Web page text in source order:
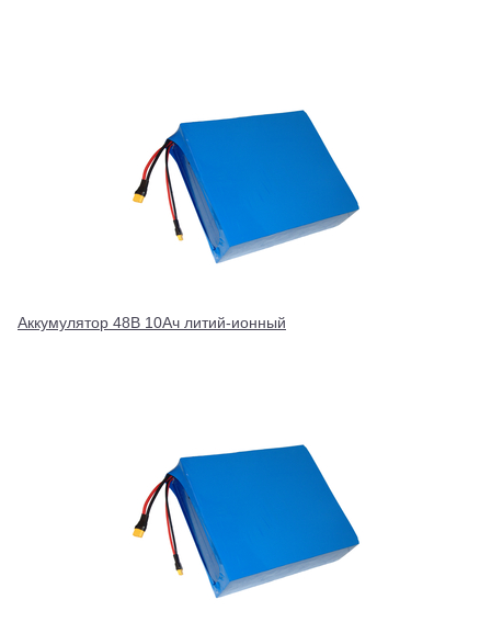
Аккумулятор 48В 10Ач литий-ионный